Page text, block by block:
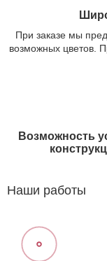
При заказе мы
возможных цветов.
Возможность
Наши работы